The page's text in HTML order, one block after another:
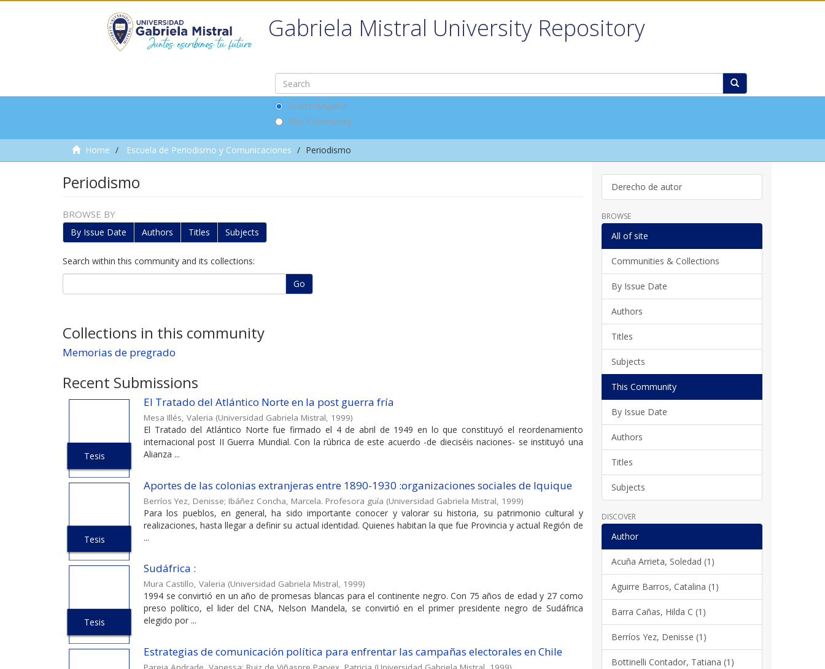
Gabriela Mistral University Repository
Search DSpace
This Community
Home Escuela de Periodismo y Comunicaciones Periodismo
Periodismo
BROWSE BY
By Issue Date Authors Titles Subjects
Search within this community and its collections:
Go
Collections in this community
Memorias de pregrado
Recent Submissions
Tesis
El Tratado del Atlántico Norte en la post guerra fría
Mesa Illés, Valeria (Universidad Gabriela Mistral, 1999)
El Tratado del Atlántico Norte fue firmado el 4 de abril de 1949 en lo que constituyó el reordenamiento
internacional post II Guerra Mundial. Con la rúbrica de este acuerdo -de dieciséis naciones- se instituyó una
Alianza ...
Tesis
Aportes de las colonias extranjeras entre 1890-1930 :organizaciones sociales de Iquique
Berríos Yez, Denisse; Ibáñez Concha, Marcela. Profesora guía (Universidad Gabriela Mistral, 1999)
Para los pueblos, en general, ha sido importante conocer y valorar su historia, su patrimonio cultural y
realizaciones, hasta llegar a definir su actual identidad. Quienes habitan la que fue Provincia y actual Región de
...
Tesis
Sudáfrica :
Mura Castillo, Valeria (Universidad Gabriela Mistral, 1999)
1994 se convirtió en un año de promesas blancas para el continente negro. Con 75 años de edad y 27 como
preso político, el lider del CNA, Nelson Mandela, se convirtió en el primer presidente negro de Sudáfrica
elegido por ...
Estrategias de comunicación política para enfrentar las campañas electorales en Chile
Derecho de autor
BROWSE
All of site
Communities & Collections
By Issue Date
Authors
Titles
Subjects
This Community
By Issue Date
Authors
Titles
Subjects
DISCOVER
Author
Acuña Arrieta, Soledad (1)
Aguirre Barros, Catalina (1)
Barra Cañas, Hilda C (1)
Berríos Yez, Denisse (1)
Bottinelli Contador, Tatiana (1)